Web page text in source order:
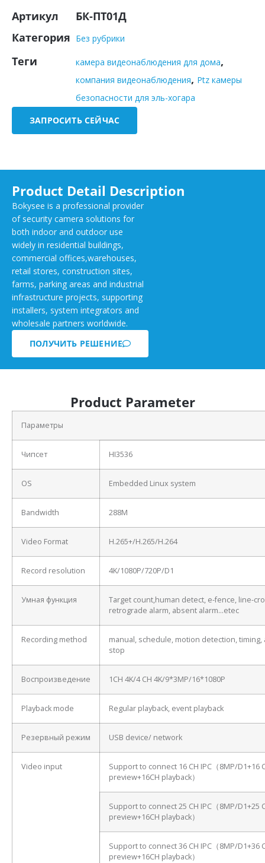
Артикул
БК-ПТ01Д
Категория Без рубрики
Теги камера видеонаблюдения для дома,
компания видеонаблюдения, Ptz камеры
безопасности для эль-хогара
ЗАПРОСИТЬ СЕЙЧАС
Product Detail Description
Bokysee is a professional provider
of security camera solutions for
both indoor and outdoor use
widely in residential buildings,
commercial offices,warehouses,
retail stores, construction sites,
farms, parking areas and industrial
infrastructure projects, supporting
installers, system integrators and
wholesale partners worldwide.
ПОЛУЧИТЬ РЕШЕНИЕ
Product Parameter
Параметры
Чипсет HI3536
OS Embedded Linux system
Bandwidth 288M
Video Format H.265+/H.265/H.264
Record resolution 4K/1080P/720P/D1
Умная функция
Target count,human detect, e-fence, line-
retrograde alarm, absent alarm…etec
Recording method
manual, schedule, motion detection, timing,
stop
Воспроизведение 1CH 4K/4 CH 4K/9*3MP/16*1080P
Playback mode Regular playback, event playback
Резервный режим USB device/ network
Video input
Support to connect 16 CH IPC（8MP/D1+16
preview+16CH playback）
Support to connect 25 CH IPC（8MP/D1+25
preview+16CH playback）
Support to connect 36 CH IPC（8MP/D1+36
preview+16CH playback）